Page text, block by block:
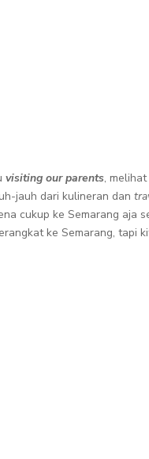
visiting our parents,
jauh dari kulineran dan
cukup ke Semarang aja
ke Semarang, tapi